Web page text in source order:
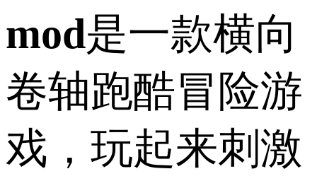
mod是一款横向
卷轴跑酷冒险游
戏，玩起来刺激